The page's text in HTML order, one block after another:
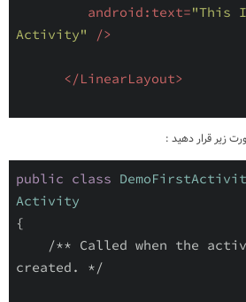
android:text="This
Activity" />
</LinearLayout>
public class
Activity
{
/** Called when the
created. */